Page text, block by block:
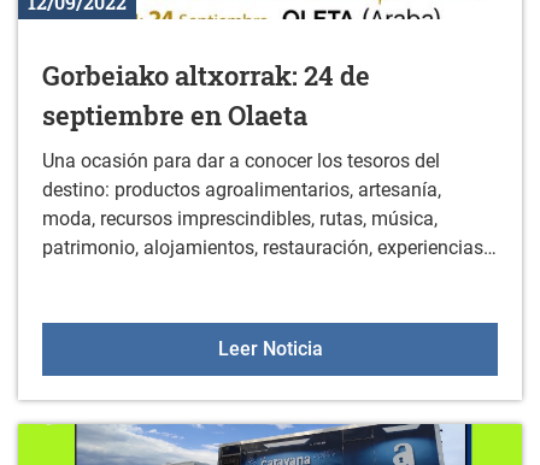
Gorbeiako altxorrak: 24 de
septiembre en Olaeta
Una ocasión para dar a conocer los tesoros del
destino: productos agroalimentarios, artesanía,
moda, recursos imprescindibles, rutas, música,
patrimonio, alojamientos, restauración, experiencias…
Leer NoticiaGorbeiako altxorrak: 24